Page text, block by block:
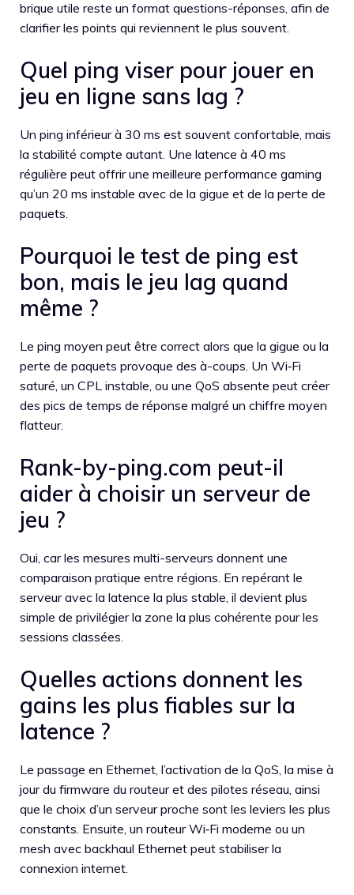
brique utile reste un format questions-réponses, afin de
clarifier les points qui reviennent le plus souvent.
Quel ping viser pour jouer en
jeu en ligne sans lag ?
Un ping inférieur à 30 ms est souvent confortable, mais
la stabilité compte autant. Une latence à 40 ms
régulière peut offrir une meilleure performance gaming
qu’un 20 ms instable avec de la gigue et de la perte de
paquets.
Pourquoi le test de ping est
bon, mais le jeu lag quand
même ?
Le ping moyen peut être correct alors que la gigue ou la
perte de paquets provoque des à-coups. Un Wi‑Fi
saturé, un CPL instable, ou une QoS absente peut créer
des pics de temps de réponse malgré un chiffre moyen
flatteur.
Rank-by-ping.com peut-il
aider à choisir un serveur de
jeu ?
Oui, car les mesures multi-serveurs donnent une
comparaison pratique entre régions. En repérant le
serveur avec la latence la plus stable, il devient plus
simple de privilégier la zone la plus cohérente pour les
sessions classées.
Quelles actions donnent les
gains les plus fiables sur la
latence ?
Le passage en Ethernet, l’activation de la QoS, la mise à
jour du firmware du routeur et des pilotes réseau, ainsi
que le choix d’un serveur proche sont les leviers les plus
constants. Ensuite, un routeur Wi‑Fi moderne ou un
mesh avec backhaul Ethernet peut stabiliser la
connexion internet.